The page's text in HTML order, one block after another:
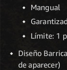
Mangual
Límite: 1
Diseño
de aparecer)